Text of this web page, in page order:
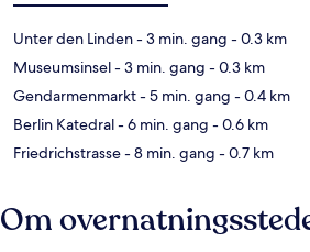
Unter den Linden- 3 min. gang - 0.3 km
Museumsinsel- 3 min. gang - 0.3 km
Gendarmenmarkt- 5 min. gang - 0.4 km
Berlin Katedral- 6 min. gang - 0.6 km
Friedrichstrasse- 8 min. gang - 0.7 km
Om